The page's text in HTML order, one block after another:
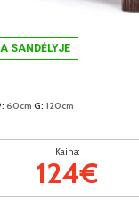
SANDĖLYJE
60cm G: 120cm
Kaina:
124€